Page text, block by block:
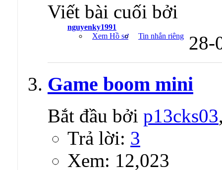
Viết bài cuối bởi
nguyenky1991
Xem Hồ sơ
Tin nhắn riêng 28-
Game boom mini